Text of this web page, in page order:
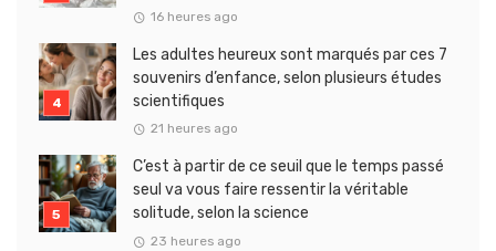
16 heures ago
Les adultes heureux sont marqués par ces 7
souvenirs d’enfance, selon plusieurs études
scientifiques
21 heures ago
C’est à partir de ce seuil que le temps passé
seul va vous faire ressentir la véritable
solitude, selon la science
23 heures ago